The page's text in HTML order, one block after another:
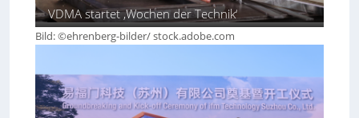
VDMA startet ‚Wochen der Technik‘
Bild: ©ehrenberg-bilder/ stock.adobe.com